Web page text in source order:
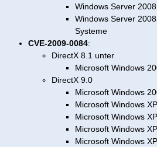
Windows Server
Windows Server
Systeme
CVE-2009-0084:
DirectX 8.1 unter
Microsoft Windows
DirectX 9.0
Microsoft Windows
Microsoft Windows
Microsoft Windows
Microsoft Windows
Microsoft Windows